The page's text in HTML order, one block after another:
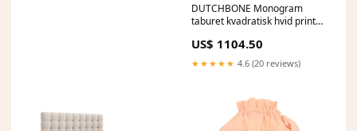
DUTCHBONE Monogram
taburet kvadratisk hvid print
40x40 Out of stock
US$ 1104.50
★★★★★ 4.6 (20 reviews)